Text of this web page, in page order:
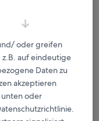
Mitglieder
Daten
oder greifen
auf eindeutige
Daten zu
akzeptieren
oder